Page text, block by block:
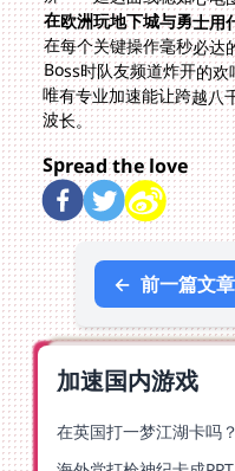
在欧洲玩地下城与勇士用
波长。
Spread the love
← 前一篇文章
加速国内游戏